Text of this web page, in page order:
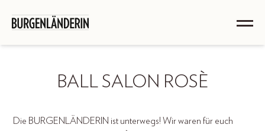
BALL SALON ROSÈ
Die BURGENLÄNDERIN ist unterwegs! Wir waren für euch